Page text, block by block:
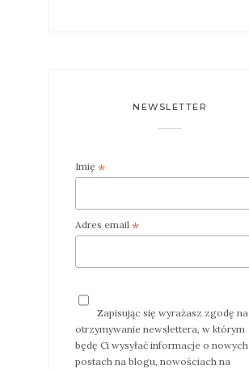
NEWSLETTER
Imię *
Adres email *
Zapisując się wyrażasz zgodę na
otrzymywanie newslettera, w którym
będę Ci wysyłać informacje o nowych
postach na blogu, nowościach na